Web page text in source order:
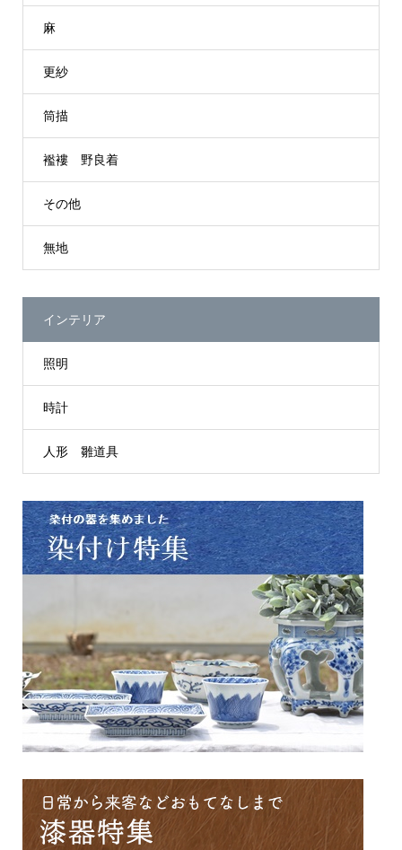
麻
更紗
筒描
襤褸 野良着
その他
無地
インテリア
照明
時計
人形 雛道具